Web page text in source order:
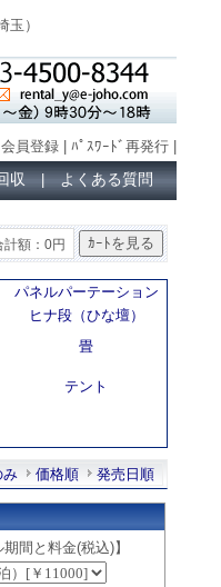
玉）
会員登録 ﾊﾟｽﾜｰﾄﾞ再発行
収 よくある質問
計額：0円
パネルパーテーション
ヒナ段（ひな壇）
畳
テント
み 価格順 発売日順
期間と料金(税込)】